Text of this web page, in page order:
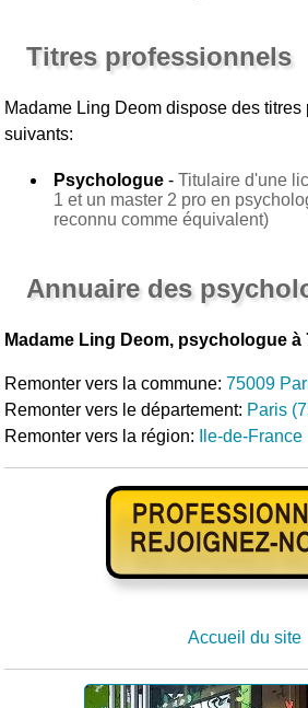
Titres professionnels
Madame Ling Deom dispose des titres
suivants:
Psychologue -Titulaire d'une
1 et un master 2 pro en
reconnu comme équivalent)
Annuaire des
Madame Ling Deom, psychologue à
Remonter vers la commune:75009
Remonter vers le département: Paris
Remonter vers la région:
Ile-de-France
Accueil du site